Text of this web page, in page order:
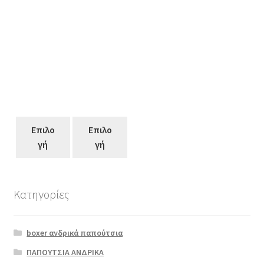
Επιλο
γή
Επιλο
γή
προϊόν
έχει
Κατηγορίες
boxer ανδρικά παπούτσια
ΠΑΠΟΥΤΣΙΑ ΑΝΔΡΙΚΑ